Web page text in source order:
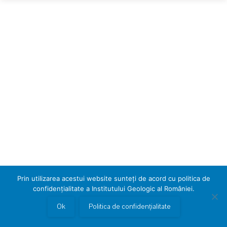
Prin utilizarea acestui website sunteți de acord cu politica de
confidențialitate a Institutului Geologic al României.
Ok Politica de confidențialitate